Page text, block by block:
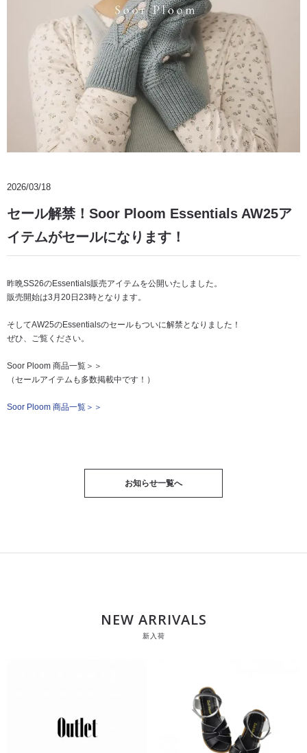
2026/03/18
セール解禁！Soor Ploom Essentials AW25ア
イテムがセールになります！
昨晩SS26のEssentials販売アイテムを公開いたしました。
販売開始は3月20日23時となります。
そしてAW25のEssentialsのセールもついに解禁となりました！
ぜひ、ご覧ください。
Soor Ploom 商品一覧＞＞
（セールアイテムも多数掲載中です！）
Soor Ploom 商品一覧＞＞
お知らせ一覧へ
NEW ARRIVALS
新入荷